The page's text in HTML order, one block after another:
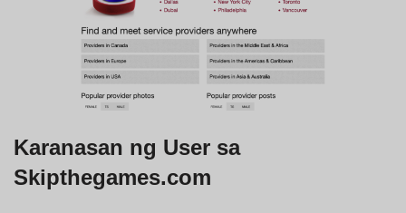
Karanasan ng User sa
Skipthegames.com